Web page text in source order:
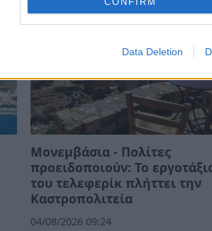
Data Deletion
Μονεμβάσια - Πολίτες
προειδοποιούν: Το
του τελεφερίκ πλήττει την
Καστροπολιτεία
04/08/2026 09:24